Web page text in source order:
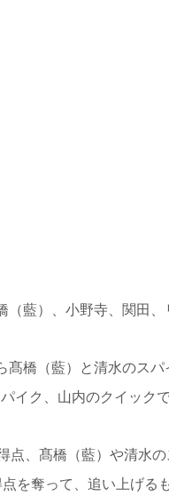
（藍）、小野寺、関田、
橋（藍）と清水のス
イク、山内のクイック
、髙橋（藍）や清水
を奪って、追い上げる